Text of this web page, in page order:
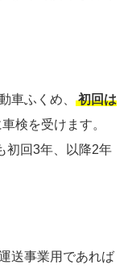
車ふくめ、
初回は
車検を受けます。
初回3年、以降2年
送事業用であれば